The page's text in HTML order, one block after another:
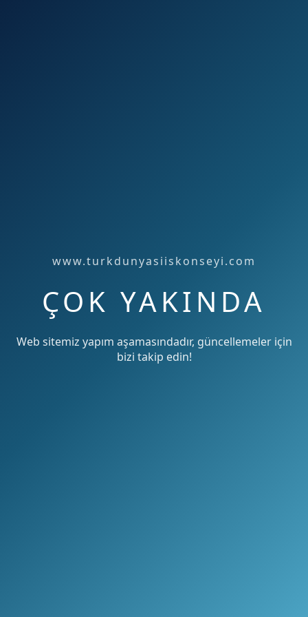
www.turkdunyasiiskonseyi.com
ÇOK YAKINDA
Web sitemiz yapım aşamasındadır, güncellemeler için
bizi takip edin!